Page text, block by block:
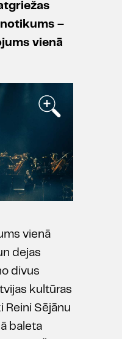
–
vienā
vienā
dejas
divus
kultūras
Reini Sējānu
baleta